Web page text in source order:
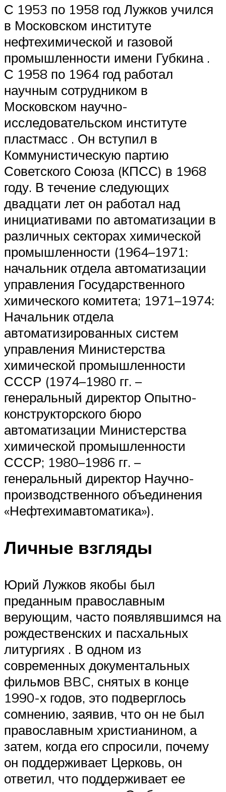
С 1953 по 1958 год Лужков учился
в Московском институте
нефтехимической и газовой
промышленности имени Губкина.
С 1958 по 1964 год работал
научным сотрудником в
Московском научно-
исследовательском институте
пластмасс . Он вступил в
Коммунистическую партию
Советского Союза (КПСС) в 1968
году. В течение следующих
двадцати лет он работал над
инициативами по автоматизации в
различных секторах химической
промышленности (1964–1971:
начальник отдела автоматизации
управления Государственного
химического комитета; 1971–1974:
Начальник отдела
автоматизированных систем
управления Министерства
химической промышленности
СССР (1974–1980 гг. –
генеральный директор Опытно-
конструкторского бюро
автоматизации Министерства
химической промышленности
СССР; 1980–1986 гг. –
генеральный директор Научно-
производственного объединения
«Нефтехимавтоматика»).
Личные взгляды
Юрий Лужков якобы был
преданным православным
верующим, часто появлявшимся на
рождественских и пасхальных
литургиях . В одном из
современных документальных
фильмов BBC, снятых в конце
1990-х годов, это подверглось
сомнению, заявив, что он не был
православным христианином, а
затем, когда его спросили, почему
он поддерживает Церковь, он
ответил, что поддерживает ее